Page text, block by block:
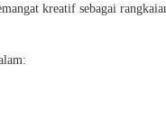
kreatif sebagai